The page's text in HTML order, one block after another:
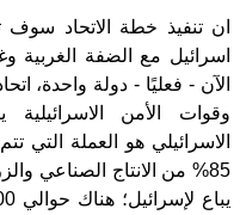
ان تنفيذ خطة الاتحاد سوف
اسرائيل مع الضفة الغربية
الآن - فعليًا - دولة واحدة،
وقوات الأمن
الاسرائيلي هو العملة التي
85% من الانتاج الصناعي